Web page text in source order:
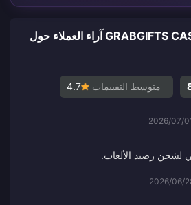
GRABGIFTS CASH VOUCHER (PH) آراء العملاء حول
متوسط التقييمات 4.7
2026/07/
لشحن رصيد الألعاب.
2026/06/